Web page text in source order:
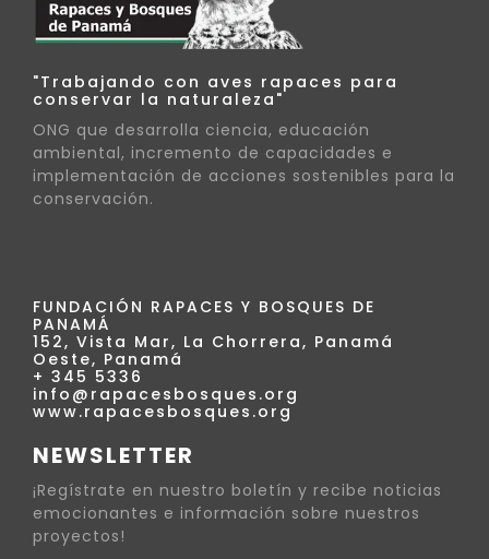
"Trabajando con aves rapaces para
conservar la naturaleza"
ONG que desarrolla ciencia, educación
ambiental, incremento de capacidades e
implementación de acciones sostenibles para la
conservación.
FUNDACIÓN RAPACES Y BOSQUES DE
PANAMÁ
152, Vista Mar, La Chorrera, Panamá
Oeste, Panamá
+ 345 5336
info@rapacesbosques.org
www.rapacesbosques.org
NEWSLETTER
¡Regístrate en nuestro boletín y recibe noticias
emocionantes e información sobre nuestros
proyectos!